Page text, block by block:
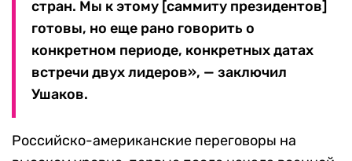
стран. Мы к этому [саммиту президентов]
готовы, но еще рано говорить о
конкретном периоде, конкретных датах
встречи двух лидеров», — заключил
Ушаков.
Российско-американские переговоры на